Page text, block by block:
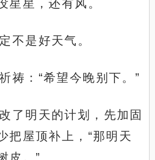
星星，还有风。
不是好天气。
祷：“希望今晚别下。”
了明天的计划，先加固
把屋顶补上，“那明天
皮。”